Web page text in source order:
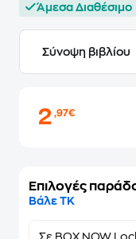
Άμεσα Διαθέσιμο
Σύνοψη βιβλίου
2,97€
Επιλογές
Βάλε ΤΚ
Σε BOX NOW